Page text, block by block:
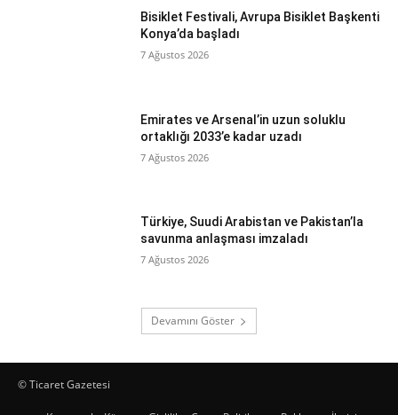
Bisiklet Festivali, Avrupa Bisiklet Başkenti
Konya’da başladı
7 Ağustos 2026
Emirates ve Arsenal’in uzun soluklu
ortaklığı 2033’e kadar uzadı
7 Ağustos 2026
Türkiye, Suudi Arabistan ve Pakistan’la
savunma anlaşması imzaladı
7 Ağustos 2026
Devamını Göster
© Ticaret Gazetesi